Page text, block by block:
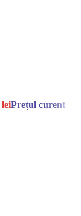
leiPrețul curent